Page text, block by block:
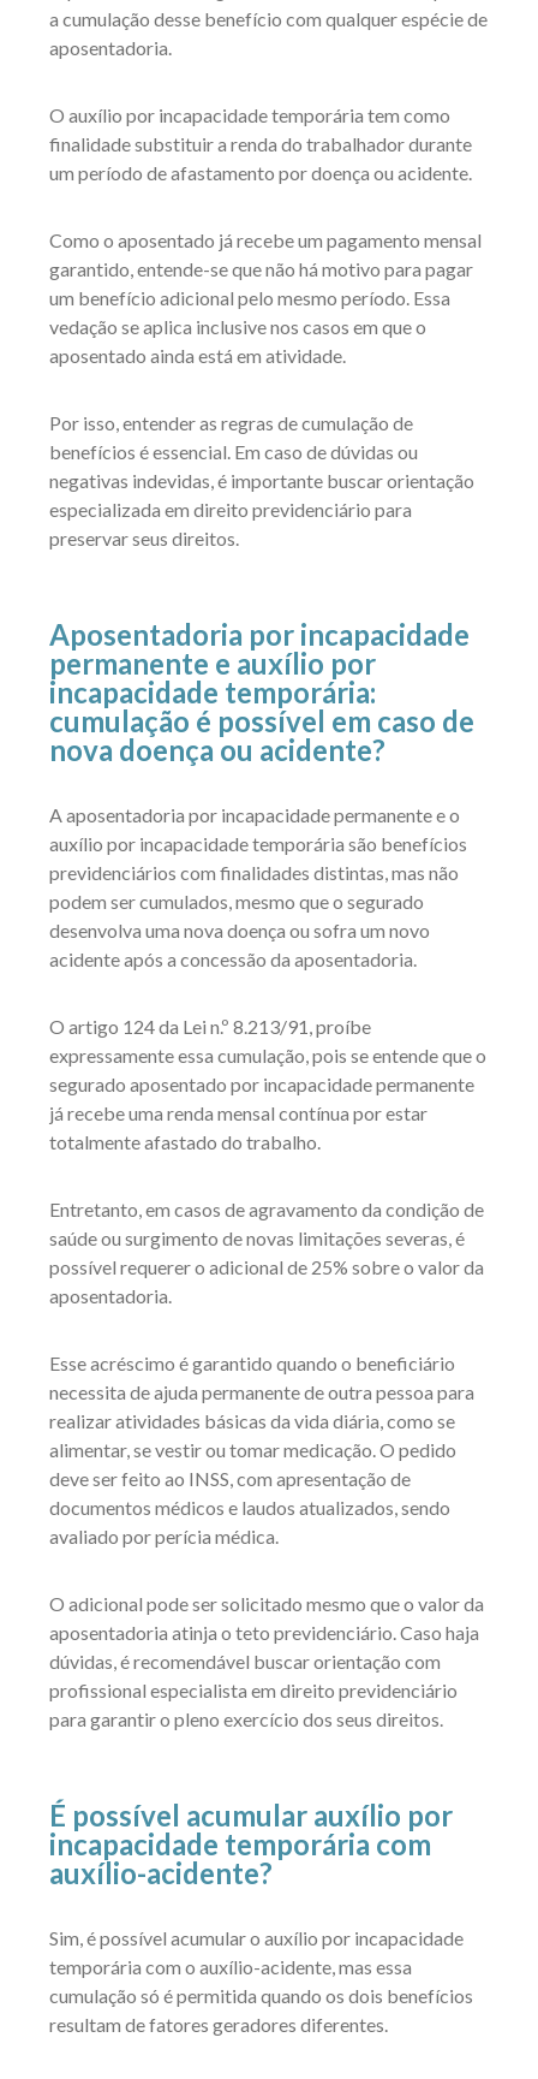
a cumulação desse benefício com qualquer espécie de
aposentadoria.
O auxílio por incapacidade temporária tem como
finalidade substituir a renda do trabalhador durante
um período de afastamento por doença ou acidente.
Como o aposentado já recebe um pagamento mensal
garantido, entende-se que não há motivo para pagar
um benefício adicional pelo mesmo período. Essa
vedação se aplica inclusive nos casos em que o
aposentado ainda está em atividade.
Por isso, entender as regras de cumulação de
benefícios é essencial. Em caso de dúvidas ou
negativas indevidas, é importante buscar orientação
especializada em direito previdenciário para
preservar seus direitos.
Aposentadoria por incapacidade
permanente e auxílio por
incapacidade temporária:
cumulação é possível em caso de
nova doença ou acidente?
A aposentadoria por incapacidade permanente e o
auxílio por incapacidade temporária são benefícios
previdenciários com finalidades distintas, mas não
podem ser cumulados, mesmo que o segurado
desenvolva uma nova doença ou sofra um novo
acidente após a concessão da aposentadoria.
O artigo 124 da Lei n.º 8.213/91, proíbe
expressamente essa cumulação, pois se entende que o
segurado aposentado por incapacidade permanente
já recebe uma renda mensal contínua por estar
totalmente afastado do trabalho.
Entretanto, em casos de agravamento da condição de
saúde ou surgimento de novas limitações severas, é
possível requerer o adicional de 25% sobre o valor da
aposentadoria.
Esse acréscimo é garantido quando o beneficiário
necessita de ajuda permanente de outra pessoa para
realizar atividades básicas da vida diária, como se
alimentar, se vestir ou tomar medicação. O pedido
deve ser feito ao INSS, com apresentação de
documentos médicos e laudos atualizados, sendo
avaliado por perícia médica.
O adicional pode ser solicitado mesmo que o valor da
aposentadoria atinja o teto previdenciário. Caso haja
dúvidas, é recomendável buscar orientação com
profissional especialista em direito previdenciário
para garantir o pleno exercício dos seus direitos.
É possível acumular auxílio por
incapacidade temporária com
auxílio-acidente?
Sim, é possível acumular o auxílio por incapacidade
temporária com o auxílio-acidente, mas essa
cumulação só é permitida quando os dois benefícios
resultam de fatores geradores diferentes.